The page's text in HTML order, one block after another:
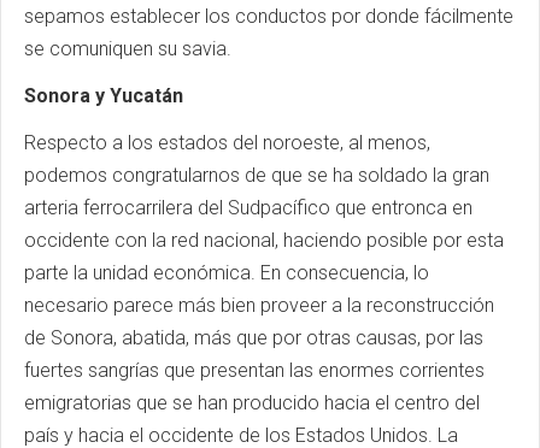
sepamos establecer los conductos por donde fácilmente
se comuniquen su savia.
Sonora y Yucatán
Respecto a los estados del noroeste, al menos,
podemos congratularnos de que se ha soldado la gran
arteria ferrocarrilera del Sudpacífico que entronca en
occidente con la red nacional, haciendo posible por esta
parte la unidad económica. En consecuencia, lo
necesario parece más bien proveer a la reconstrucción
de Sonora, abatida, más que por otras causas, por las
fuertes sangrías que presentan las enormes corrientes
emigratorias que se han producido hacia el centro del
país y hacia el occidente de los Estados Unidos. La